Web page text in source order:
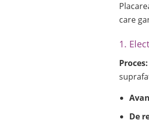
care
1.
Proces:
De